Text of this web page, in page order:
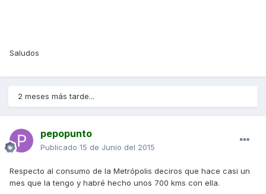
Saludos
2 meses más tarde...
pepopunto
Publicado 15 de Junio del 2015
Respecto al consumo de la Metrópolis deciros que hace casi un
mes que la tengo y habré hecho unos 700 kms con ella.